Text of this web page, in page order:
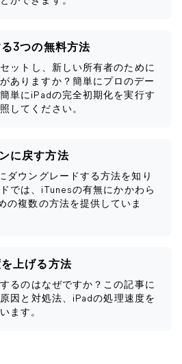
3つの無料方法
ットし、新しい所有者のために
ありますか？簡単にプロのデー
単にiPadの完全初期化を実行す
してください。
に戻す方法
ダウングレードする方法を知り
では、iTunesの有無にかかわら
の複数の方法を提供していま
上げる方法
るのはなぜですか？この記事に
因と対処法、iPadの処理速度を
ます。